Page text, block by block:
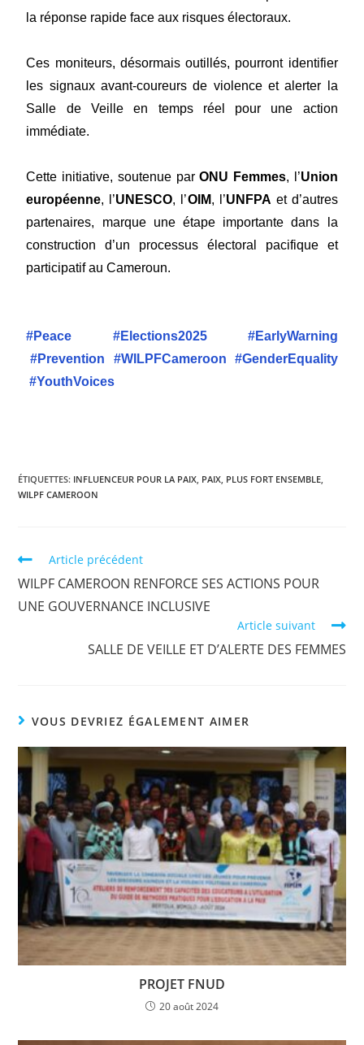
la réponse rapide face aux risques électoraux.
Ces moniteurs, désormais outillés, pourront identifier
les signaux avant-coureurs de violence et alerter la
Salle de Veille en temps réel pour une action
immédiate.
Cette initiative, soutenue parONU Femmes, l’Union
européenne, l’UNESCO, l’OIM, l’UNFPA et d’autres
partenaires, marque une étape importante dans la
construction d’un processus électoral pacifique et
participatif au Cameroun.
#Peace #Elections2025
#EarlyWarning
#Prevention
#WILPFCameroon
#GenderEquality
#YouthVoices
ÉTIQUETTES: INFLUENCEUR POUR LA PAIX, PAIX, PLUS FORT ENSEMBLE,
WILPF CAMEROON
Article précédent
WILPF CAMEROON RENFORCE SES ACTIONS POUR
UNE GOUVERNANCE INCLUSIVE
Article suivant
SALLE DE VEILLE ET D’ALERTE DES FEMMES
VOUS DEVRIEZ ÉGALEMENT AIMER
PROJET FNUD
20 août 2024